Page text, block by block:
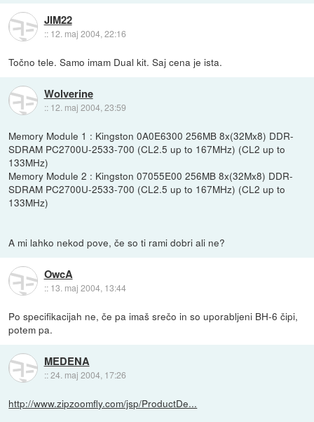
JIM22
:: 12. maj 2004, 22:16
Točno tele. Samo imam Dual kit. Saj cena je ista.
Wolverine
:: 12. maj 2004, 23:59
Memory Module 1 : Kingston 0A0E6300 256MB 8x(32Mx8) DDR-
SDRAM PC2700U-2533-700 (CL2.5 up to 167MHz) (CL2 up to
133MHz)
Memory Module 2 : Kingston 07055E00 256MB 8x(32Mx8) DDR-
SDRAM PC2700U-2533-700 (CL2.5 up to 167MHz) (CL2 up to
133MHz)
A mi lahko nekod pove, če so ti rami dobri ali ne?
OwcA
:: 13. maj 2004, 13:44
Po specifikacijah ne, če pa imaš srečo in so uporabljeni BH-6 čipi,
potem pa.
MEDENA
::24. maj 2004, 17:26
http://www.zipzoomfly.com/jsp/ProductDe...